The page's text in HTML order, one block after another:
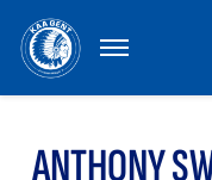
MENU
ANTHONY